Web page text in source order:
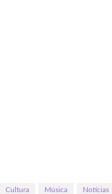
Cultura Música Notícias